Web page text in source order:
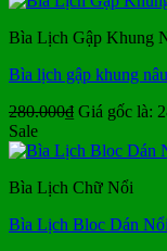
Bìa Lịch Gập Khung
Bìa lịch gập khung
280.000₫ Giá gốc là:
Sale
Bìa Lịch Chữ Nổi
Bìa Lịch Bloc Dán